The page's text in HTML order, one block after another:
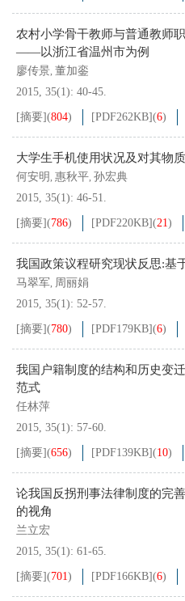
农村小学骨干教师与普通教师
——以浙江省温州市为例
廖传景, 董加銮
2015, 35(1): 40-45.
[摘要](804) [PDF262KB](6)
大学生手机使用状况及对其物
何安明, 惠秋平, 孙宏典
2015, 35(1): 46-51.
[摘要](786) [PDF220KB](21)
我国政策议程研究现状反思:基
马翠军, 周丽娟
2015, 35(1): 52-57.
[摘要](780) [PDF179KB](6)
我国户籍制度的结构和历史变
范式
任林萍
2015, 35(1): 57-60.
[摘要](656) [PDF139KB](10)
论我国反拐刑事法律制度的完
的视角
兰立宏
2015, 35(1): 61-65.
[摘要](701) [PDF166KB](6)